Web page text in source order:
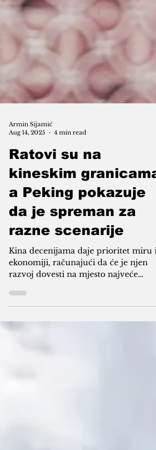
Armin Sijamić
Aug 14, 2025
4 min read
Ratovi su na
kineskim
a Peking pokazuje
da je spreman za
razne scenarije
Kina decenijama daje prioritet miru i
ekonomiji, računajući da će je njen
tom planu je loša, jer je rat došao na